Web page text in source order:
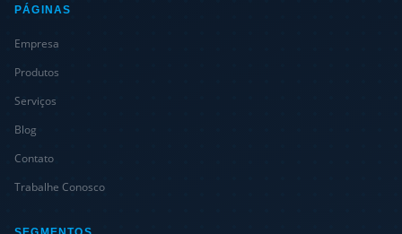
PÁGINAS
Empresa
Produtos
Serviços
Blog
Contato
Trabalhe Conosco